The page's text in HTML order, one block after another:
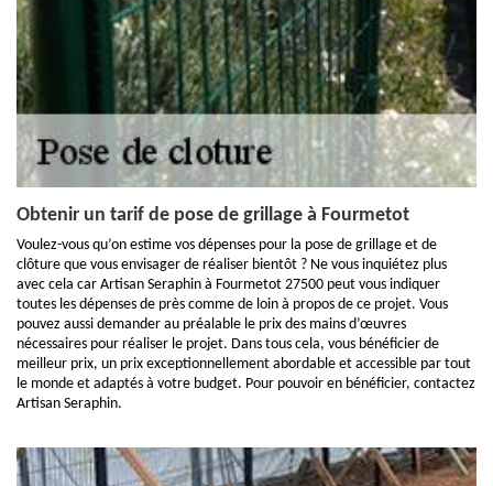
Obtenir un tarif de pose de grillage à Fourmetot
Voulez-vous qu’on estime vos dépenses pour la pose de grillage et de
clôture que vous envisager de réaliser bientôt ? Ne vous inquiétez plus
avec cela car Artisan Seraphin à Fourmetot 27500 peut vous indiquer
toutes les dépenses de près comme de loin à propos de ce projet. Vous
pouvez aussi demander au préalable le prix des mains d’œuvres
nécessaires pour réaliser le projet. Dans tous cela, vous bénéficier de
meilleur prix, un prix exceptionnellement abordable et accessible par tout
le monde et adaptés à votre budget. Pour pouvoir en bénéficier, contactez
Artisan Seraphin.